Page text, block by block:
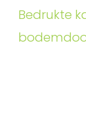
Bedrukte